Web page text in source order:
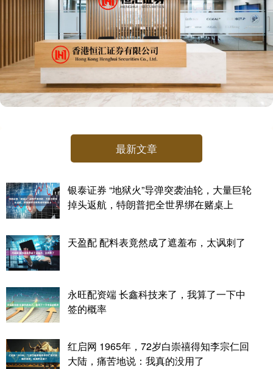
最新文章
银泰证券 “地狱火”导弹突袭油轮，大量巨轮
掉头返航，特朗普把全世界绑在赌桌上
天盈配 配料表竟然成了遮羞布，太讽刺了
永旺配资端 长鑫科技来了，我算了一下中
签的概率
红启网 1965年，72岁白崇禧得知李宗仁回
大陆，痛苦地说：我真的没用了